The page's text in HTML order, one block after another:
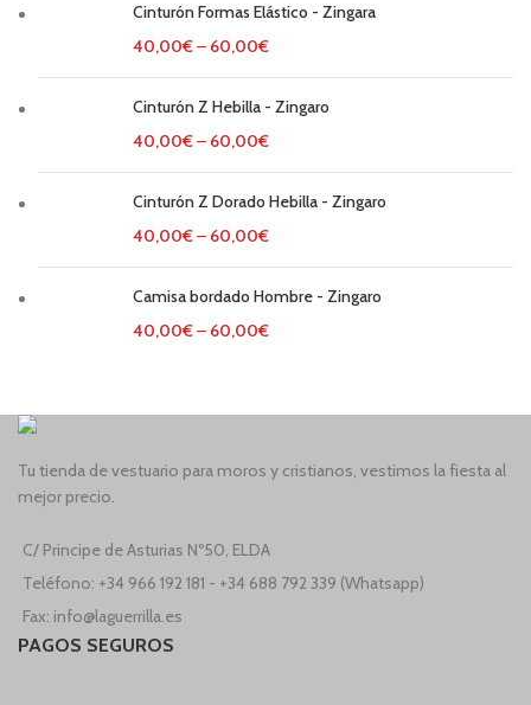
Cinturón Formas Elástico - Zingara
40,00€– 60,00€
Cinturón Z Hebilla - Zingaro
40,00€– 60,00€
Cinturón Z Dorado Hebilla - Zingaro
40,00€– 60,00€
Camisa bordado Hombre - Zingaro
40,00€– 60,00€
Tu tienda de vestuario para moros y cristianos, vestimos la fiesta al
mejor precio.
C/ Principe de Asturias Nº50, ELDA
Teléfono: +34 966 192 181 - +34 688 792 339 (Whatsapp)
Fax: info@laguerrilla.es
PAGOS SEGUROS